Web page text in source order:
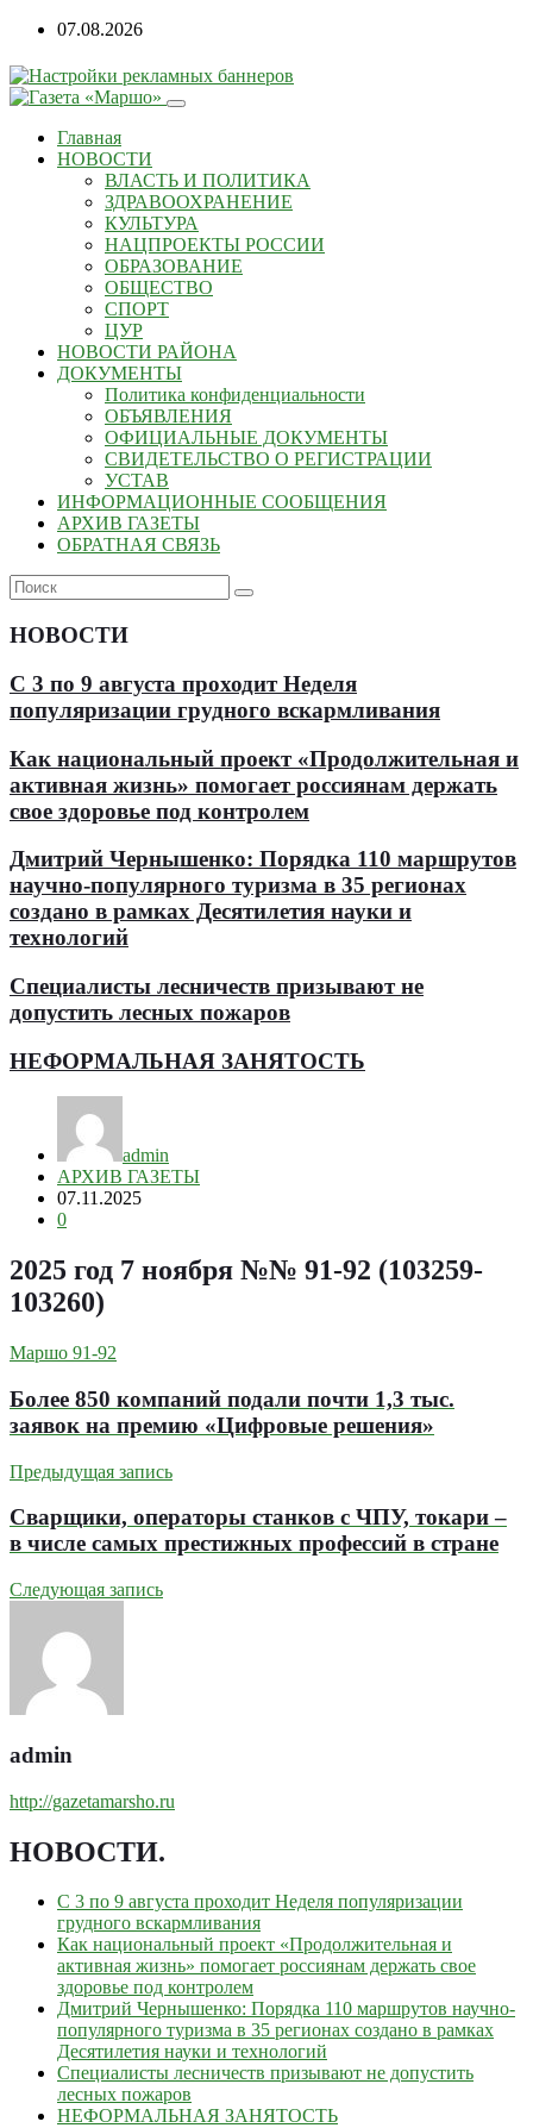
07.08.2026
Главная
НОВОСТИ
ВЛАСТЬ И ПОЛИТИКА
ЗДРАВООХРАНЕНИЕ
КУЛЬТУРА
НАЦПРОЕКТЫ РОССИИ
ОБРАЗОВАНИЕ
ОБЩЕСТВО
СПОРТ
ЦУР
НОВОСТИ РАЙОНА
ДОКУМЕНТЫ
Политика конфиденциальности
ОБЪЯВЛЕНИЯ
ОФИЦИАЛЬНЫЕ ДОКУМЕНТЫ
СВИДЕТЕЛЬСТВО О РЕГИСТРАЦИИ
УСТАВ
ИНФОРМАЦИОННЫЕ СООБЩЕНИЯ
АРХИВ ГАЗЕТЫ
ОБРАТНАЯ СВЯЗЬ
НОВОСТИ
С 3 по 9 августа проходит Неделя
популяризации грудного вскармливания
Как национальный проект «Продолжительная и
активная жизнь» помогает россиянам держать
свое здоровье под контролем
Дмитрий Чернышенко: Порядка 110 маршрутов
научно-популярного туризма в 35 регионах
создано в рамках Десятилетия науки и
технологий
Специалисты лесничеств призывают не
допустить лесных пожаров
НЕФОРМАЛЬНАЯ ЗАНЯТОСТЬ
admin
АРХИВ ГАЗЕТЫ
07.11.2025
0
2025 год 7 ноября №№ 91-92 (103259-
103260)
Маршо 91-92
Более 850 компаний подали почти 1,3 тыс.
заявок на премию «Цифровые решения»
Предыдущая запись
Сварщики, операторы станков с ЧПУ, токари –
в числе самых престижных профессий в стране
Следующая запись
admin
http://gazetamarsho.ru
НОВОСТИ.
С 3 по 9 августа проходит Неделя популяризации
грудного вскармливания
Как национальный проект «Продолжительная и
активная жизнь» помогает россиянам держать свое
здоровье под контролем
Дмитрий Чернышенко: Порядка 110 маршрутов научно-
популярного туризма в 35 регионах создано в рамках
Десятилетия науки и технологий
Специалисты лесничеств призывают не допустить
лесных пожаров
НЕФОРМАЛЬНАЯ ЗАНЯТОСТЬ